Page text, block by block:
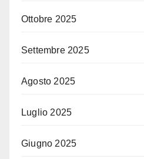
Ottobre 2025
Settembre 2025
Agosto 2025
Luglio 2025
Giugno 2025